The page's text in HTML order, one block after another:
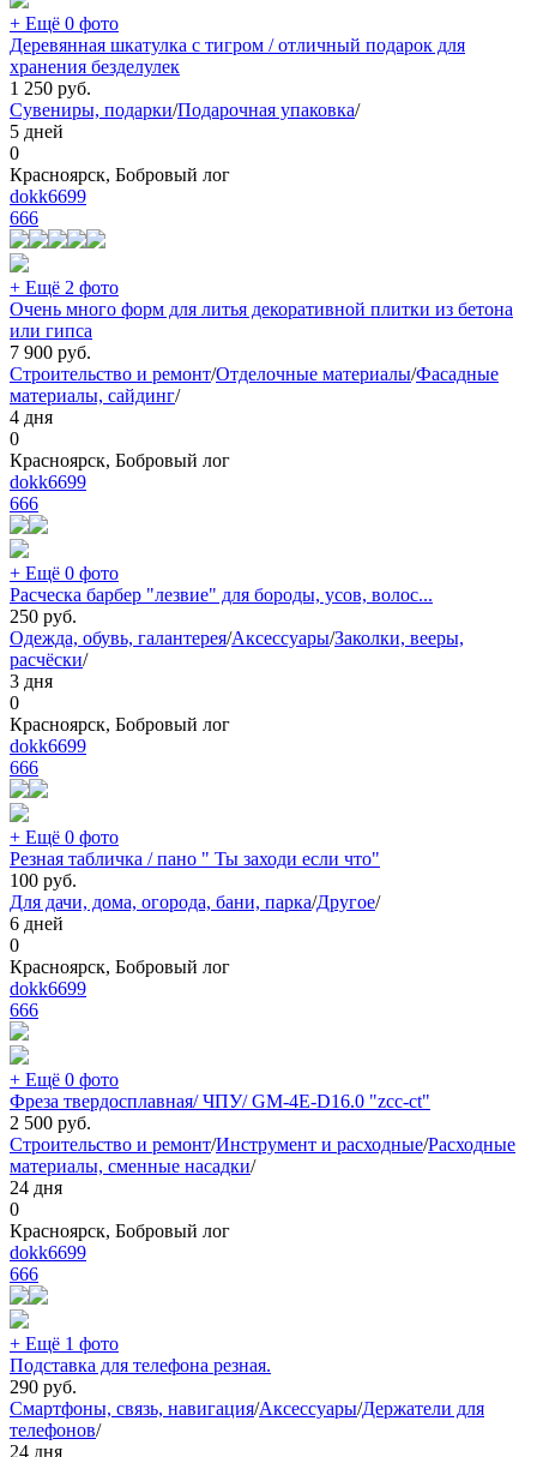
+ Ещё 0 фото
Деревянная шкатулка с тигром / отличный подарок для
хранения безделулек
1 250 руб.
Сувениры, подарки/Подарочная упаковка/
5 дней
0
Красноярск, Бобровый лог
dokk6699
666
+ Ещё 2 фото
Очень много форм для литья декоративной плитки из бетона
или гипса
7 900 руб.
Строительство и ремонт/Отделочные материалы/Фасадные
материалы, сайдинг/
4 дня
0
Красноярск, Бобровый лог
dokk6699
666
+ Ещё 0 фото
Расческа барбер "лезвие" для бороды, усов, волос...
250 руб.
Одежда, обувь, галантерея/Аксессуары/Заколки, вееры,
расчёски/
3 дня
0
Красноярск, Бобровый лог
dokk6699
666
+ Ещё 0 фото
Резная табличка / пано " Ты заходи если что"
100 руб.
Для дачи, дома, огорода, бани, парка/Другое/
6 дней
0
Красноярск, Бобровый лог
dokk6699
666
+ Ещё 0 фото
Фреза твердосплавная/ ЧПУ/ GM-4E-D16.0 "zcc-ct"
2 500 руб.
Строительство и ремонт/Инструмент и расходные/Расходные
материалы, сменные насадки/
24 дня
0
Красноярск, Бобровый лог
dokk6699
666
+ Ещё 1 фото
Подставка для телефона резная.
290 руб.
Смартфоны, связь, навигация/Аксессуары/Держатели для
телефонов/
24 дня